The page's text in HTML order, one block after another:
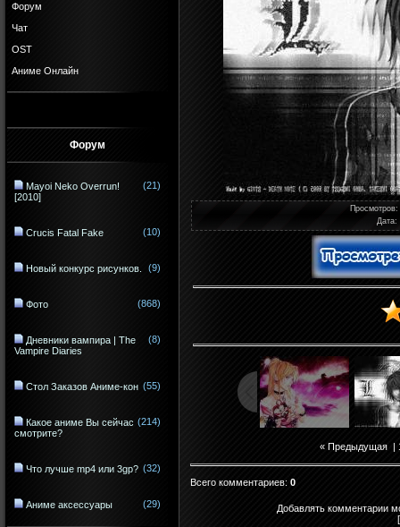
Форум
Чат
OST
Аниме Онлайн
Форум
Mayoi Neko Overrun!
[2010]
(21)
Crucis Fatal Fake (10)
Новый конкурс рисунков. (9)
Фото (868)
Дневники вампира | The
Vampire Diaries
(8)
Стол Заказов Аниме-кон (55)
Какое аниме Вы сейчас
смотрите?
(214)
Что лучше mp4 или 3gp? (32)
Аниме аксессуары (29)
Просмотров:
Дата:
« Предыдущая |
Всего комментариев: 0
Добавлять комментарии